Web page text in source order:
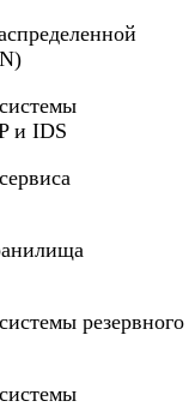
и IDS
резервного